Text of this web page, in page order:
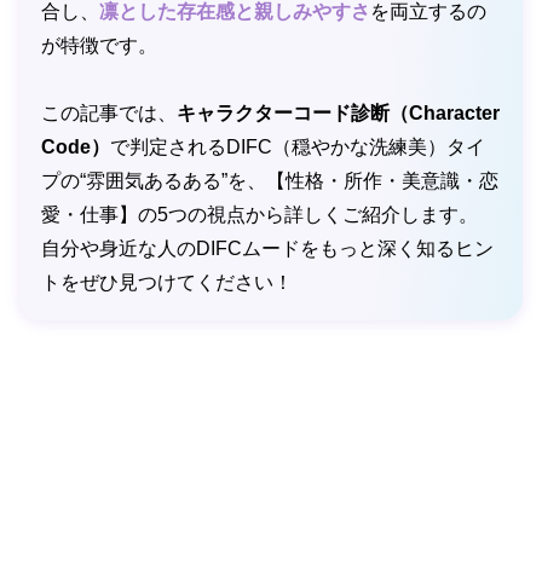
合し、 凛とした存在感と親しみやすさ を両立するの
が特徴です。
この記事では、 キャラクターコード診断（Character
Code） で判定されるDIFC（穏やかな洗練美）タイ
プの“雰囲気あるある”を、【性格・所作・美意識・恋
愛・仕事】の5つの視点から詳しくご紹介します。
自分や身近な人のDIFCムードをもっと深く知るヒン
トをぜひ見つけてください！